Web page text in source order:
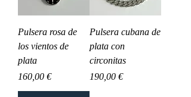
Pulsera rosa de
los vientos de
plata
Precio
160,00 €
Pulsera cubana de
plata con
circonitas
Precio
190,00 €